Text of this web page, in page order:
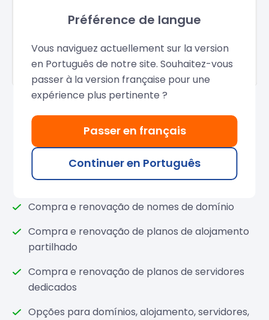
Exemplos de compras com a
conta pré-paga
Compra e renovação de nomes de domínio
Compra e renovação de planos de alojamento
partilhado
Compra e renovação de planos de servidores
dedicados
Opções para domínios, alojamento, servidores,
Préférence de langue
Vous naviguez actuellement sur la version
en Português de notre site. Souhaitez-vous
passer à la version française pour une
expérience plus pertinente ?
Passer en français
Continuer en Português